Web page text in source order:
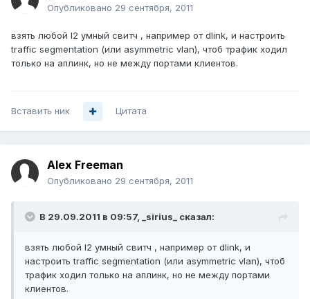
Опубликовано 29 сентября, 2011
взять любой l2 умный свитч , например от dlink, и настроить
traffic segmentation (или asymmetric vlan), чтоб трафик ходил
только на аплинк, но не между портами клиентов.
Вставить ник Цитата
Alex Freeman
Опубликовано 29 сентября, 2011
В 29.09.2011 в 09:57, _sirius_ сказал:
взять любой l2 умный свитч , например от dlink, и
настроить traffic segmentation (или asymmetric vlan), чтоб
трафик ходил только на аплинк, но не между портами
клиентов.